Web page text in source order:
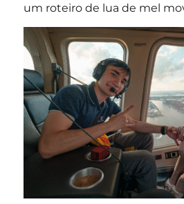
um roteiro de lua de mel